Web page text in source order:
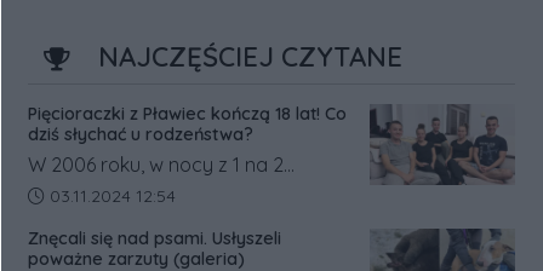
edukacyjnych.
NAJCZĘŚCIEJ CZYTANE
Pięcioraczki z Pławiec kończą 18 lat! Co
dziś słychać u rodzeństwa?
W 2006 roku, w nocy z 1 na 2
listopada, w Pławcach w powiecie
pięcioraczki.
Data dodania artykułu:
03.11.2024 12:54
Znęcali się nad psami. Usłyszeli
poważne zarzuty (galeria)